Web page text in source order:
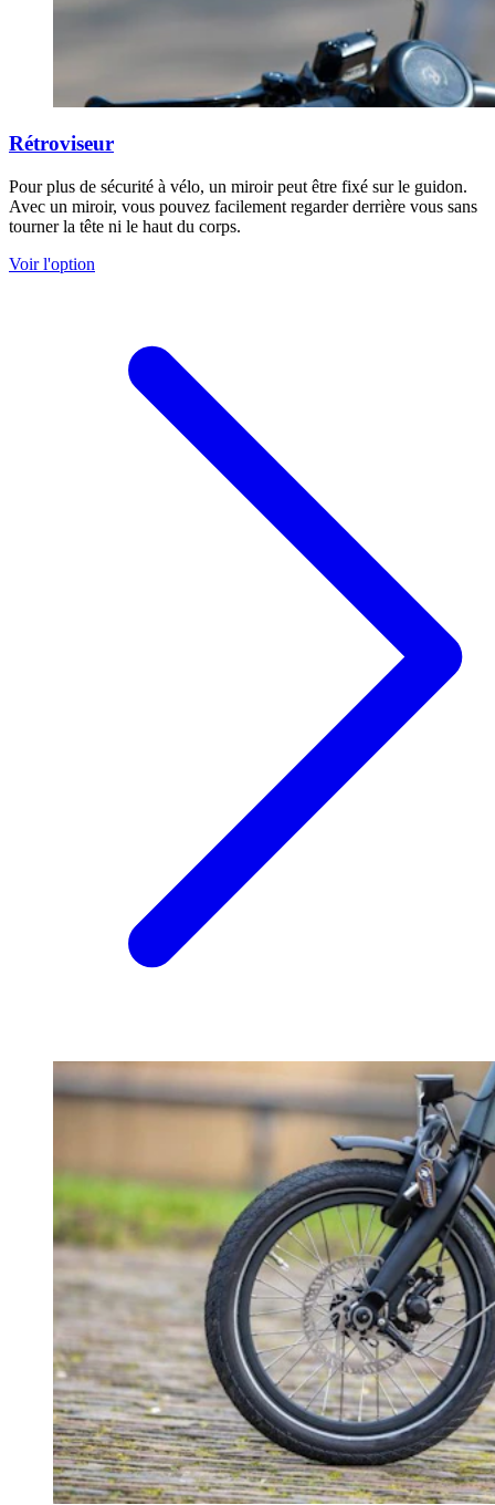
Rétroviseur
Pour plus de sécurité à vélo, un miroir peut être fixé sur le guidon.
Avec un miroir, vous pouvez facilement regarder derrière vous sans
tourner la tête ni le haut du corps.
Voir l'option